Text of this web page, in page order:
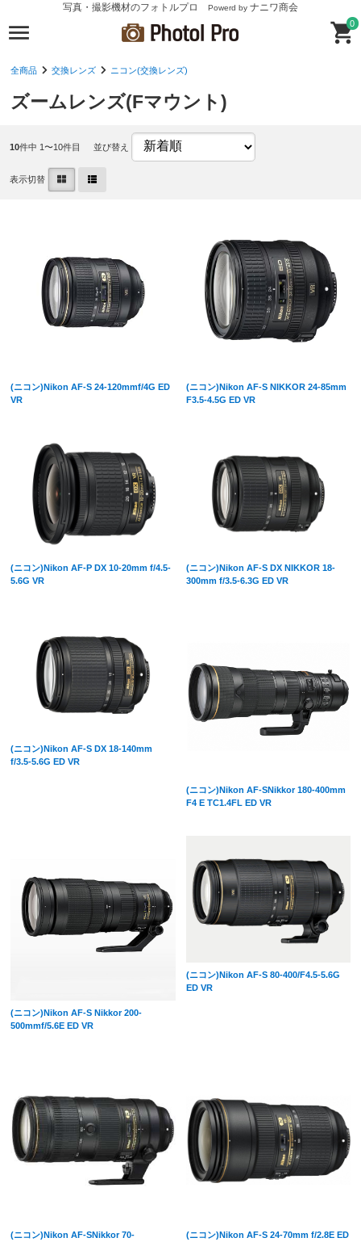
写真・撮影機材のフォトルプロ Powerd by ナニワ商会
0
全商品 交換レンズ ニコン(交換レンズ)
ズームレンズ(Fマウント)
10件中 1〜10件目 並び替え
表示切替
(ニコン)Nikon AF-S 24-120mmf/4G ED
VR
(ニコン)Nikon AF-S NIKKOR 24-85mm
F3.5-4.5G ED VR
(ニコン)Nikon AF-P DX 10-20mm f/4.5-
5.6G VR
(ニコン)Nikon AF-S DX NIKKOR 18-
300mm f/3.5-6.3G ED VR
(ニコン)Nikon AF-S DX 18-140mm
f/3.5-5.6G ED VR
(ニコン)Nikon AF-SNikkor 180-400mm
F4 E TC1.4FL ED VR
(ニコン)Nikon AF-S Nikkor 200-
500mmf/5.6E ED VR
(ニコン)Nikon AF-S 80-400/F4.5-5.6G
ED VR
(ニコン)Nikon AF-SNikkor 70-
(ニコン)Nikon AF-S 24-70mm f/2.8E ED